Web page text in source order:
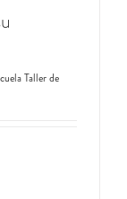
Taller de